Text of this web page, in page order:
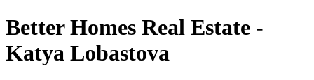
Better Homes Real Estate -
Katya Lobastova